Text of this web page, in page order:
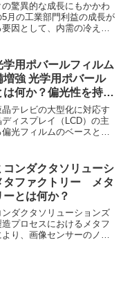
驚異的な成長にもかかわ
5月の工業部門利益の成長が
因として、内需の冷え込
学用ポバールフィルム
増強 光学用ポバール
は何か？偏光性を持つ
？テレビの大型化に対応す
ィスプレイ（LCD）の主
光フィルムのベースとな
ル（PVA）を延伸・染色
光の偏光を制御し、鮮明な
可欠な役割を果たします。
を制御しているのかを知
す。
コンダクタソリューシ
タファクトリー メタ
とは何か？
ンダクタソリューションズ
プロセスにおけるメタフ
より、画像センサーのノイ